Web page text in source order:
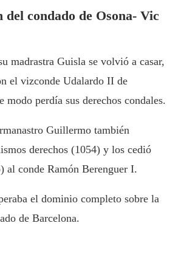
condado de Osona- Vic
madrastra Guisla se volvió a casar,
el vizconde Udalardo II de
modo perdía sus derechos condales.
Guillermo también
derechos (1054) y los cedió
al conde Ramón Berenguer I.
el dominio completo sobre la
de Barcelona.